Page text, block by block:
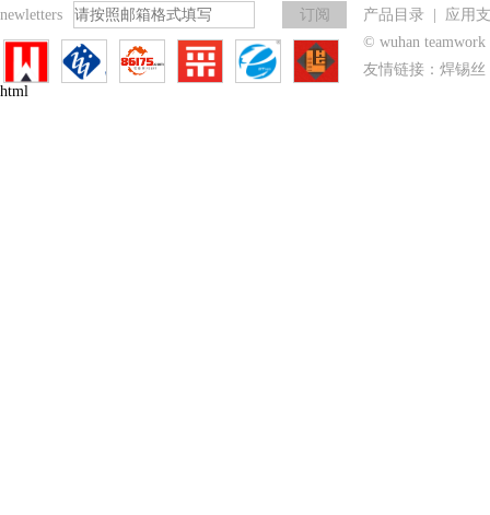
newletters 产品目录
应用
© wuhan
友情链接： 焊锡丝
html